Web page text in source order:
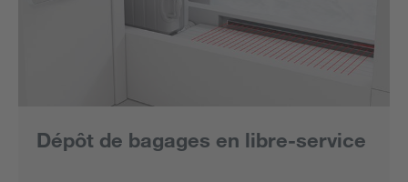
Dépôt de bagages en libre-service